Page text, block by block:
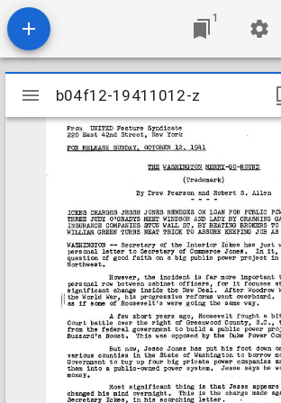
1
Mirador
viewer
b04f12-19411012-z
b04f12-19411012-z